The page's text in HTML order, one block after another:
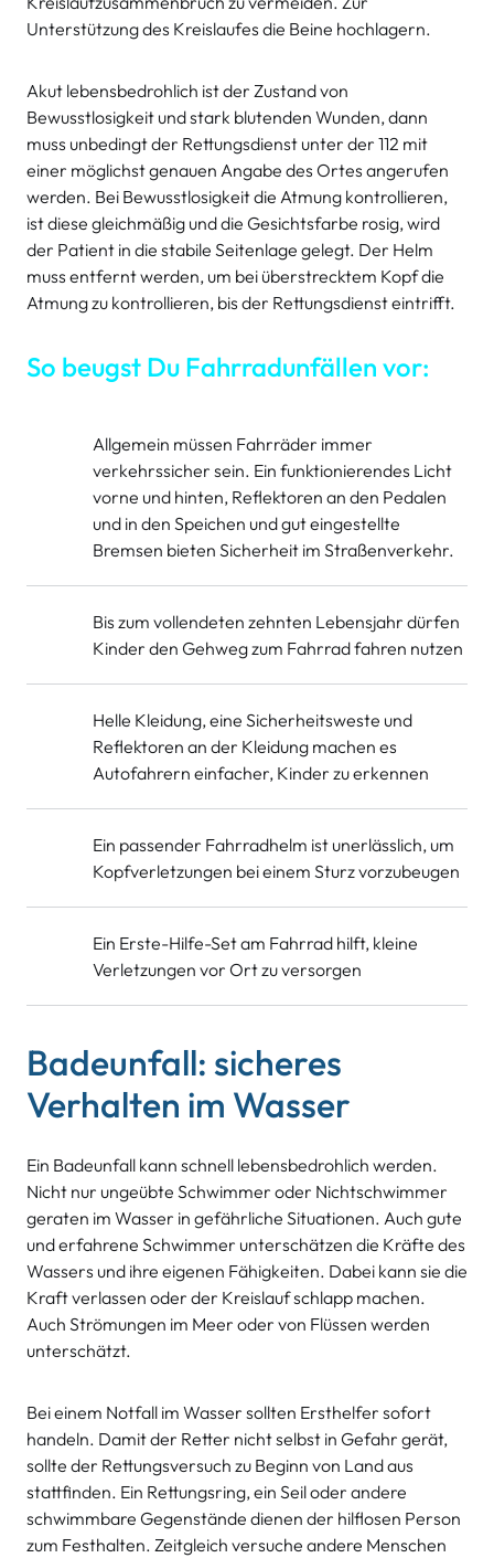
Unterstützung des Kreislaufes die Beine hochlagern.
Akut lebensbedrohlich ist der Zustand von
Bewusstlosigkeit und stark blutenden Wunden, dann
muss unbedingt der Rettungsdienst unter der 112 mit
einer möglichst genauen Angabe des Ortes angerufen
werden. Bei Bewusstlosigkeit die Atmung kontrollieren,
ist diese gleichmäßig und die Gesichtsfarbe rosig, wird
der Patient in die stabile Seitenlage gelegt. Der Helm
muss entfernt werden, um bei überstrecktem Kopf die
Atmung zu kontrollieren, bis der Rettungsdienst eintrifft.
So beugst Du Fahrradunfällen vor:
Allgemein müssen Fahrräder immer
verkehrssicher sein. Ein funktionierendes Licht
vorne und hinten, Reflektoren an den Pedalen
und in den Speichen und gut eingestellte
Bremsen bieten Sicherheit im Straßenverkehr.
Bis zum vollendeten zehnten Lebensjahr dürfen
Kinder den Gehweg zum Fahrrad fahren nutzen
Helle Kleidung, eine Sicherheitsweste und
Reflektoren an der Kleidung machen es
Autofahrern einfacher, Kinder zu erkennen
Ein passender Fahrradhelm ist unerlässlich, um
Kopfverletzungen bei einem Sturz vorzubeugen
Ein Erste-Hilfe-Set am Fahrrad hilft, kleine
Verletzungen vor Ort zu versorgen
Badeunfall: sicheres
Verhalten im Wasser
Ein Badeunfall kann schnell lebensbedrohlich werden.
Nicht nur ungeübte Schwimmer oder Nichtschwimmer
geraten im Wasser in gefährliche Situationen. Auch gute
und erfahrene Schwimmer unterschätzen die Kräfte des
Wassers und ihre eigenen Fähigkeiten. Dabei kann sie die
Kraft verlassen oder der Kreislauf schlapp machen.
Auch Strömungen im Meer oder von Flüssen werden
unterschätzt.
Bei einem Notfall im Wasser sollten Ersthelfer sofort
handeln. Damit der Retter nicht selbst in Gefahr gerät,
sollte der Rettungsversuch zu Beginn von Land aus
stattfinden. Ein Rettungsring, ein Seil oder andere
schwimmbare Gegenstände dienen der hilflosen Person
zum Festhalten. Zeitgleich versuche andere Menschen